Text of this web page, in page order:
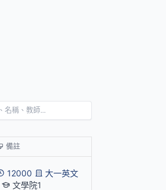
備註
12000
大一英文
文學院1